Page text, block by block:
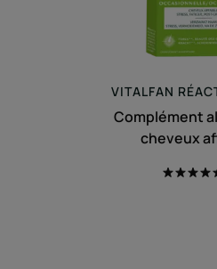
VITALFAN
Complément
cheveux